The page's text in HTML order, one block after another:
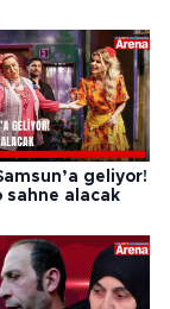
geliyor!
sahne alacak